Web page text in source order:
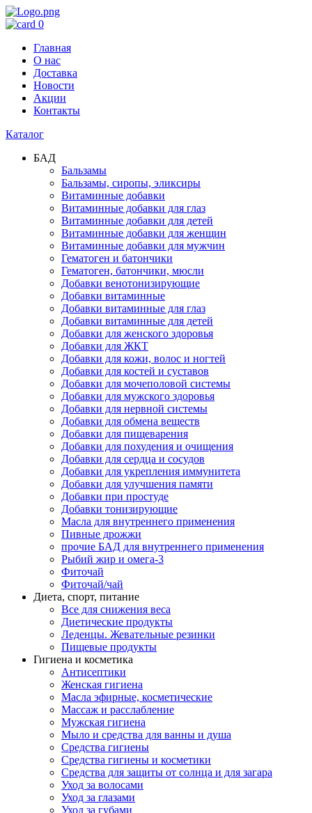
0
Главная
О нас
Доставка
Новости
Акции
Контакты
Каталог
БАД
Бальзамы
Бальзамы, сиропы, эликсиры
Витаминные добавки
Витаминные добавки для глаз
Витаминные добавки для детей
Витаминные добавки для женщин
Витаминные добавки для мужчин
Гематоген и батончики
Гематоген, батончики, мюсли
Добавки венотонизирующие
Добавки витаминные
Добавки витаминные для глаз
Добавки витаминные для детей
Добавки для женского здоровья
Добавки для ЖКТ
Добавки для кожи, волос и ногтей
Добавки для костей и суставов
Добавки для мочеполовой системы
Добавки для мужского здоровья
Добавки для нервной системы
Добавки для обмена веществ
Добавки для пищеварения
Добавки для похудения и очищения
Добавки для сердца и сосудов
Добавки для укрепления иммунитета
Добавки для улучшения памяти
Добавки при простуде
Добавки тонизирующие
Масла для внутреннего применения
Пивные дрожжи
прочие БАД для внутреннего применения
Рыбий жир и омега-3
Фиточай
Фиточай/чай
Диета, спорт, питание
Все для снижения веса
Диетические продукты
Леденцы. Жевательные резинки
Пищевые продукты
Гигиена и косметика
Антисептики
Женская гигиена
Масла эфирные, косметические
Массаж и расслабление
Мужская гигиена
Мыло и средства для ванны и душа
Средства гигиены
Средства гигиены и косметики
Средства для защиты от солнца и для загара
Уход за волосами
Уход за глазами
Уход за губами